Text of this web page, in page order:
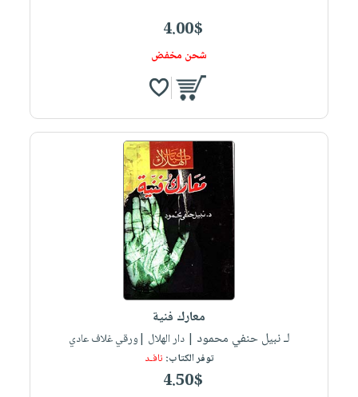
4.00$
شحن مخفض
معارك فنية
لـ نبيل حنفي محمود | دار الهلال |ورقي غلاف عادي
توفر الكتاب: نافـد
4.50$